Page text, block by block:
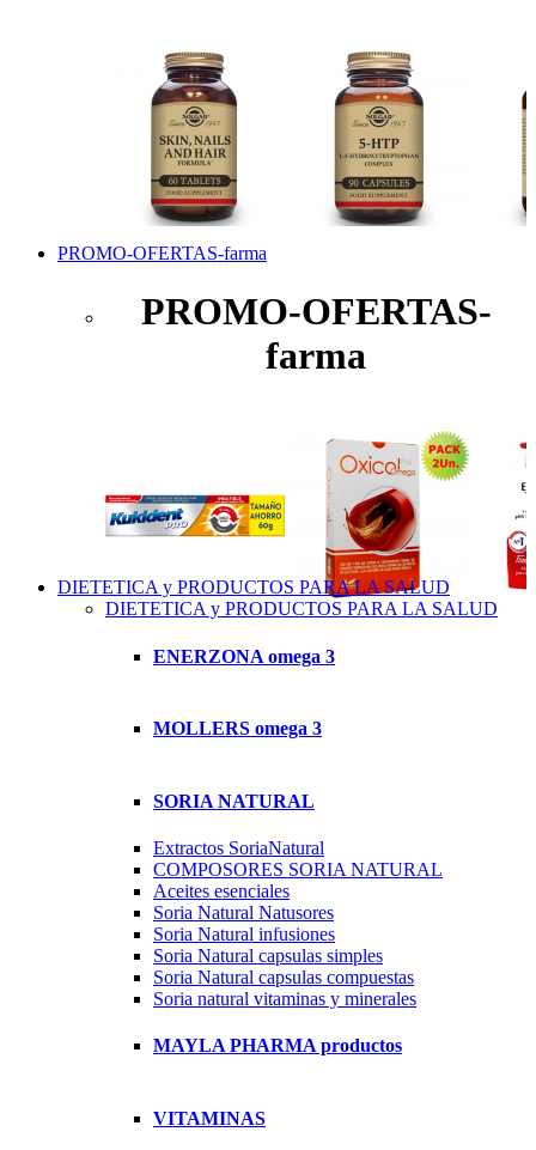
PROMO-OFERTAS-farma
PROMO-OFERTAS-
farma
DIETETICA y PRODUCTOS PARA LA SALUD
DIETETICA y PRODUCTOS PARA LA SALUD
ENERZONA omega 3
MOLLERS omega 3
SORIA NATURAL
Extractos SoriaNatural
COMPOSORES SORIA NATURAL
Aceites esenciales
Soria Natural Natusores
Soria Natural infusiones
Soria Natural capsulas simples
Soria Natural capsulas compuestas
Soria natural vitaminas y minerales
MAYLA PHARMA productos
VITAMINAS